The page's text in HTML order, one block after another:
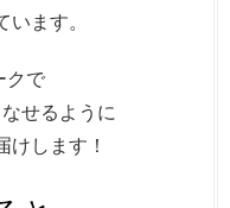
います。
クで
せるように
けします！